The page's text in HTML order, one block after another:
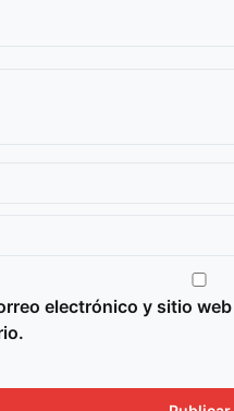
electrónico y sitio